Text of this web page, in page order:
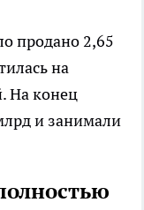
продано 2,65
на
На конец
и занимали